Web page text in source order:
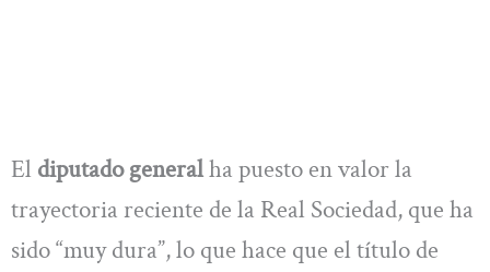
El diputado generalha puesto en valor la
trayectoria reciente de la Real Sociedad, que ha
sido “muy dura”, lo que hace que el título de